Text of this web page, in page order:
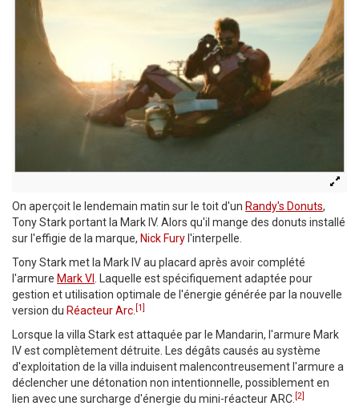
On aperçoit le lendemain matin sur le toit d'un Randy's Donuts,
Tony Stark portant la Mark IV. Alors qu'il mange des donuts installé
sur l'effigie de la marque, Nick Fury l'interpelle.
Tony Stark met la Mark IV au placard après avoir complété
l'armure Mark VI
. Laquelle est spécifiquement adaptée pour
gestion et utilisation optimale de l'énergie générée par la nouvelle
version du Réacteur Arc [1]
Lorsque la villa Stark est attaquée par le Mandarin, l'armure Mark
IV est complètement détruite. Les dégâts causés au système
d'exploitation de la villa induisent malencontreusement l'armure a
déclencher une détonation non intentionnelle, possiblement en
lien avec une surcharge d'énergie du mini-réacteur ARC. [2]